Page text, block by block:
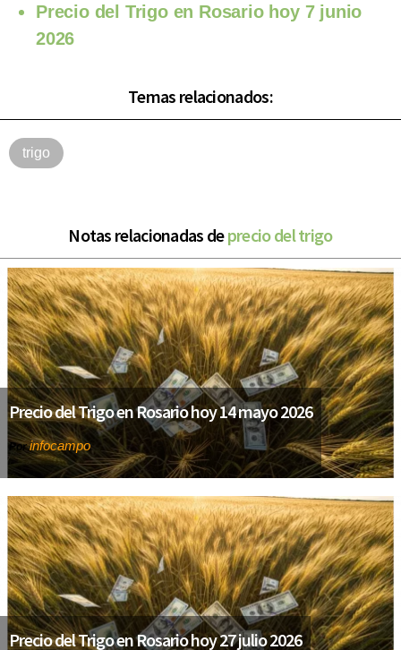
Precio del Trigo en Rosario hoy 7 junio
2026
Temas relacionados:
trigo
Notas relacionadas deprecio del trigo
Precio del Trigo en Rosario hoy 14 mayo 2026
Porinfocampo
Precio del Trigo en Rosario hoy 27 julio 2026